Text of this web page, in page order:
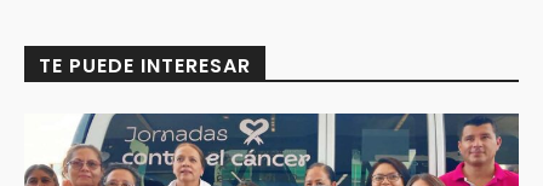
TE PUEDE INTERESAR